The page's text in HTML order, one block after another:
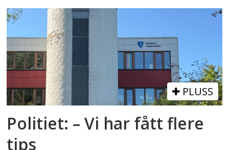
PLUSS
Politiet: – Vi har fått flere
tips